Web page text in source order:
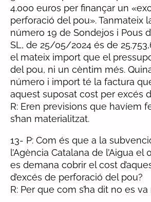
4.000 euros per finançar un
perforació del pou». Tanmateix
número 19 de Sondejos i Pous
SL, de 25/05/2024 és de
el mateix import que el
del pou, ni un cèntim més.
número i import té la factura
aquest suposat cost per excés
R: Eren previsions que havíem
s’han materialitzat.
13- P: Com és que a la
l’Agència Catalana de l’Aigua
es demana cobrir el cost
d’excés de perforació del pou?
R: Per que com s’ha dit no es